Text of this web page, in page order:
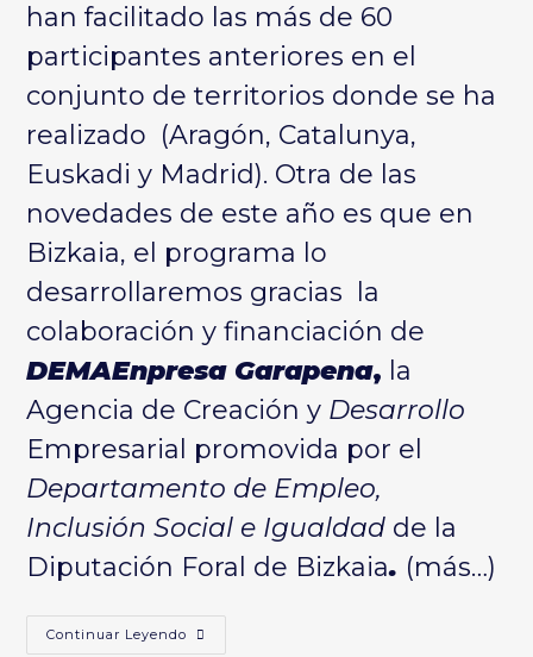
han facilitado las más de 60
participantes anteriores en el
conjunto de territorios donde se ha
realizado (Aragón, Catalunya,
Euskadi y Madrid). Otra de las
novedades de este año es que en
Bizkaia, el programa lo
desarrollaremos gracias la
colaboración y financiación de
DEMA­Enpresa Garapena, la
Agencia de Creación y Desarrollo
Empresarial promovida por el
Departamento de Empleo,
Inclusión Social e Igualdad de la
Diputación Foral de Bizkaia. (más…)
Continuar Leyendo ¿Qué
Tiene